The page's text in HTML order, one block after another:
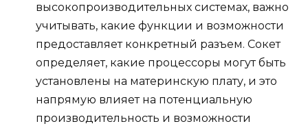
высокопроизводительных системах, важно
учитывать, какие функции и возможности
предоставляет конкретный разъем. Сокет
определяет, какие процессоры могут быть
установлены на материнскую плату, и это
напрямую влияет на потенциальную
производительность и возможности